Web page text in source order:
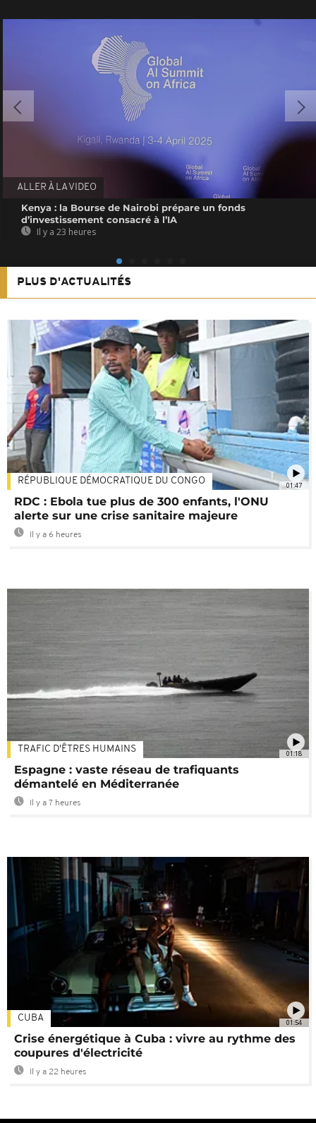
ALLER À LA VIDEO
Kenya : la Bourse de Nairobi prépare un fonds
d’investissement consacré à l’IA
Il y a 23 heures
PLUS D'ACTUALITÉS
01:47
RÉPUBLIQUE DÉMOCRATIQUE DU CONGO
RDC : Ebola tue plus de 300 enfants, l'ONU
alerte sur une crise sanitaire majeure
Il y a 6 heures
01:18
TRAFIC D'ÊTRES HUMAINS
Espagne : vaste réseau de trafiquants
démantelé en Méditerranée
Il y a 7 heures
01:54
CUBA
Crise énergétique à Cuba : vivre au rythme des
coupures d'électricité
Il y a 22 heures